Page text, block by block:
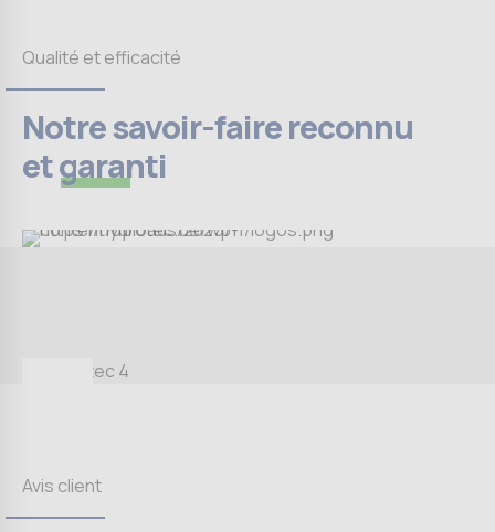
Qualité et efficacité
Notre savoir-faire reconnu
etgaranti
Avis client